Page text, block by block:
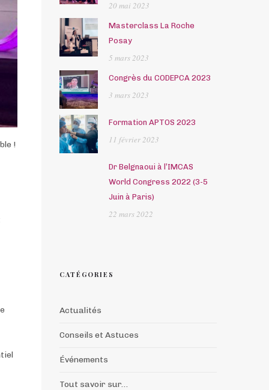
!
20 mai 2023
Masterclass La Roche
Posay
5 mars 2023
Congrès du CODEPCA 2023
3 mars 2023
Formation APTOS 2023
11 février 2023
Dr Belgnaoui à l’IMCAS
World Congress 2022 (3-5
Juin à Paris)
22 mars 2022
CATÉGORIES
Actualités
Conseils et Astuces
Événements
Tout savoir sur…